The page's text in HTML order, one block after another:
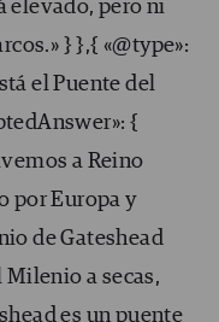
elevado, pero ni
} },{ «@type»:
el Puente del
{
a Reino
por Europa y
de Gateshead
a secas,
es un puente